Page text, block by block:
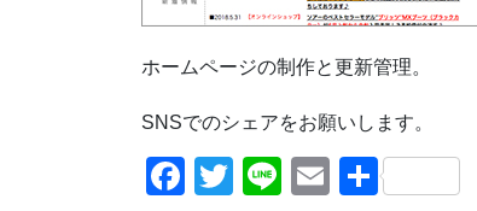
ホームページの制作と更新管理。
SNSでのシェアをお願いします。
F
T
Li
E 共